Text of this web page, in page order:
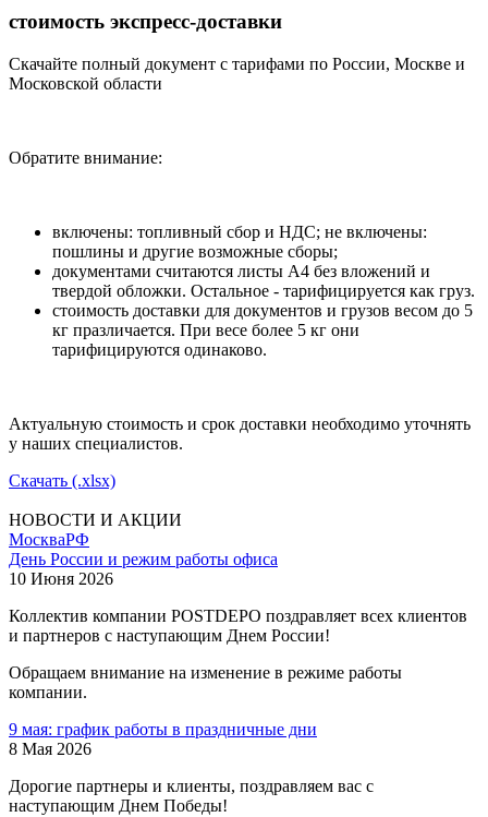
стоимость экспресс-доставки
Скачайте полный документ с тарифами по России, Москве и
Московской области
Обратите внимание:
включены: топливный сбор и НДС; не включены:
пошлины и другие возможные сборы;
документами считаются листы А4 без вложений и
твердой обложки. Остальное - тарифицируется как груз.
стоимость доставки для документов и грузов весом до 5
кг празличается. При весе более 5 кг они
тарифицируются одинаково.
Актуальную стоимость и срок доставки необходимо уточнять
у наших специалистов.
Скачать (.xlsx)
НОВОСТИ И АКЦИИ
МоскваРФ
День России и режим работы офиса
10 Июня 2026
Коллектив компании POSTDEPO поздравляет всех клиентов
и партнеров с наступающим Днем России!
Обращаем внимание на изменение в режиме работы
компании.
9 мая: график работы в праздничные дни
8 Мая 2026
Дорогие партнеры и клиенты, поздравляем вас с
наступающим Днем Победы!